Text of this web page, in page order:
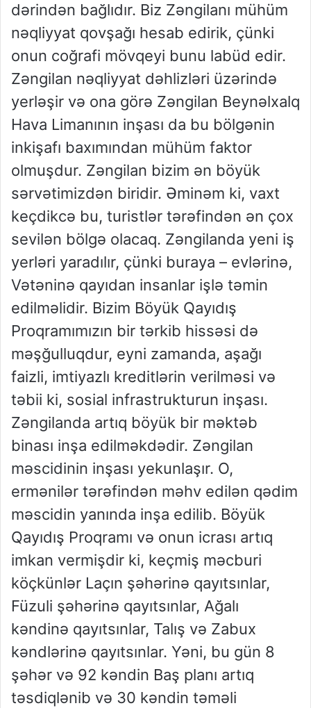
dərindən bağlıdır. Biz Zəngilanı mühüm
nəqliyyat qovşağı hesab edirik, çünki
onun coğrafi mövqeyi bunu labüd edir.
Zəngilan nəqliyyat dəhlizləri üzərində
yerləşir və ona görə Zəngilan Beynəlxalq
Hava Limanının inşası da bu bölgənin
inkişafı baxımından mühüm faktor
olmuşdur. Zəngilan bizim ən böyük
sərvətimizdən biridir. Əminəm ki, vaxt
keçdikcə bu, turistlər tərəfindən ən çox
sevilən bölgə olacaq. Zəngilanda yeni iş
yerləri yaradılır, çünki buraya – evlərinə,
Vətəninə qayıdan insanlar işlə təmin
edilməlidir. Bizim Böyük Qayıdış
Proqramımızın bir tərkib hissəsi də
məşğulluqdur, eyni zamanda, aşağı
faizli, imtiyazlı kreditlərin verilməsi və
təbii ki, sosial infrastrukturun inşası.
Zəngilanda artıq böyük bir məktəb
binası inşa edilməkdədir. Zəngilan
məscidinin inşası yekunlaşır. O,
ermənilər tərəfindən məhv edilən qədim
məscidin yanında inşa edilib. Böyük
Qayıdış Proqramı və onun icrası artıq
imkan vermişdir ki, keçmiş məcburi
köçkünlər Laçın şəhərinə qayıtsınlar,
Füzuli şəhərinə qayıtsınlar, Ağalı
kəndinə qayıtsınlar, Talış və Zabux
kəndlərinə qayıtsınlar. Yəni, bu gün 8
şəhər və 92 kəndin Baş planı artıq
təsdiqlənib və 30 kəndin təməli